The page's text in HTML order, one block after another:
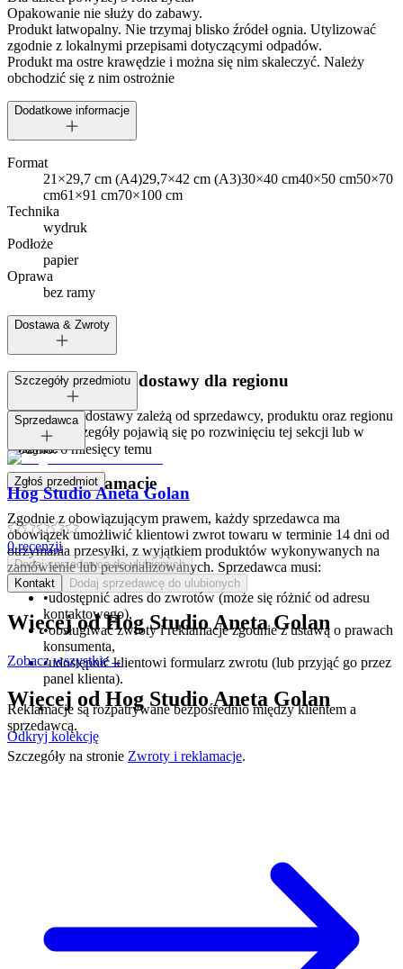
Opakowanie nie służy do zabawy.
Produkt łatwopalny. Nie trzymaj blisko źródeł ognia. Utylizować
zgodnie z lokalnymi przepisami dotyczącymi odpadów.
Produkt ma ostre krawędzie i można się nim skaleczyć. Należy
obchodzić się z nim ostrożnie
Dodatkowe informacje
Format
21×29,7 cm (A4)29,7×42 cm (A3)30×40 cm40×50 cm50×70
cm61×91 cm70×100 cm
Technika
wydruk
Podłoże
papier
Oprawa
bez ramy
Dostawa & Zwroty
Dostępne metody dostawy dla regionu
Opcje i koszt dostawy zależą od sprzedawcy, produktu oraz regionu
dostawy. Szczegóły pojawią się po rozwinięciu tej sekcji lub w
koszyku.
Zwroty i reklamacje
Zgodnie z obowiązującym prawem, każdy sprzedawca ma
obowiązek umożliwić klientowi zwrot towaru w terminie 14 dni od
otrzymania przesyłki, z wyjątkiem produktów wykonywanych na
zamówienie lub personalizowanych. Sprzedawca musi:
•udostępnić adres do zwrotów (może się różnić od adresu
kontaktowego),
•obsługiwać zwroty i reklamacje zgodnie z ustawą o prawach
konsumenta,
•udostępnić klientowi formularz zwrotu (lub przyjąć go przez
panel klienta).
Reklamacje są rozpatrywane bezpośrednio między klientem a
sprzedawcą.
Szczegóły na stronie Zwroty i reklamacje.
Szczegóły przedmiotu
Tagi:
Dodano:6 miesięcy temu
Zgłoś przedmiot
Sprzedawca
Hog Studio Aneta Golan
0recenzji
Dodaj sprzedawcę do ulubionych
Kontakt
Dodaj sprzedawcę do ulubionych
Więcej odHog Studio Aneta Golan
Zobacz wszystkie→
Więcej od Hog Studio Aneta Golan
Odkryj kolekcję